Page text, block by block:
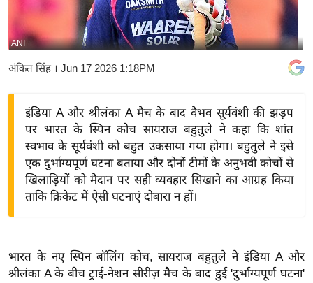
ष्ट्री
य
बि
ज़
द्यो
वि
शे
ANI
अंकित सिंह। Jun 17 2026 1:18PM
इंडिया A और श्रीलंका A मैच के बाद वैभव सूर्यवंशी की झड़प
पर भारत के स्पिन कोच सायराज बहुतुले ने कहा कि शांत
स्वभाव के सूर्यवंशी को बहुत उकसाया गया होगा। बहुतुले ने इसे
एक दुर्भाग्यपूर्ण घटना बताया और दोनों टीमों के अनुभवी कोचों से
खिलाड़ियों को मैदान पर सही व्यवहार सिखाने का आग्रह किया
ताकि क्रिकेट में ऐसी घटनाएं दोबारा न हों।
भारत के नए स्पिन बॉलिंग कोच, सायराज बहुतुले ने इंडिया A और
श्रीलंका A के बीच ट्राई-नेशन सीरीज़ मैच के बाद हुई 'दुर्भाग्यपूर्ण घटना'